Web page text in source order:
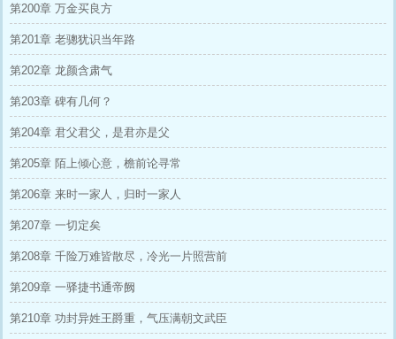
第200章 万金买良方
第201章 老骢犹识当年路
第202章 龙颜含肃气
第203章 碑有几何？
第204章 君父君父，是君亦是父
第205章 陌上倾心意，檐前论寻常
第206章 来时一家人，归时一家人
第207章 一切定矣
第208章 千险万难皆散尽，冷光一片照营前
第209章 一驿捷书通帝阙
第210章 功封异姓王爵重，气压满朝文武臣